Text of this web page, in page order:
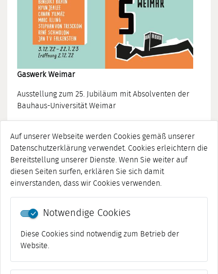
Auf unserer Webseite werden Cookies gemäß unserer
Datenschutzerklärung verwendet. Cookies erleichtern die
Bereitstellung unserer Dienste. Wenn Sie weiter auf
diesen Seiten surfen, erklären Sie sich damit
einverstanden, dass wir Cookies verwenden.
Notwendige Cookies
Diese Cookies sind notwendig zum Betrieb der
Website.
Gaswerk Weimar
Ausstellung zum 25. Jubiläum mit Absolventen der
Bauhaus-Universität Weimar
bis 22.01.2023
Kunsthalle "Harry Graf Kessler"